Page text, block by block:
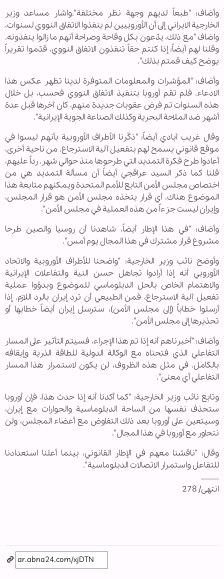
وأضاف: "طبعاً لديهم وجهة نظر مختلفة".واشار مساعد وزير
الخارجية الايراني إلى أن الأوروبيين لم ينفذوا الاتفاق النووي لسنوات،
واضاف "مع ذلك، يدّعون بكل وقاحة وصراحة أنهم ما زالوا ينفذونه.
وقلنا لهم أيضاً: إذا كنتم حقاً تنفذون الاتفاق النووي، قدّموا تقريراً
يوضح كيف قمتم بذلك".
وأضاف: "المؤشرات والمعلومات المتوفرة لدينا تظهر عكس هذا
الادعاء. فلم تقم أوروبا بتنفيذ الاتفاق النووي فحسب، بل خلال
هذه السنوات تم فرض عقوبات جديدة منهم، كان آخرها قبل عدة
أشهر ضد الملاحة البحرية وكذلك الصناعة الجوية الإيرانية".
وقال غريب آبادي أيضاً: "ذكّرنا الأطراف الأوروبية بأنهم ليسوا في
موقع قانوني يسمح لهم بتفعيل آلية الاسترجاع. من ناحية أخرى،
أعادوا طرح فكرة التمديد التي طرحوها منذ حوالي شهر. رداً عليهم،
قلنا كما ذكر السيد عراقجي أيضاً أن مسألة التمديد هي من
اختصاص مجلس الأمن التابع للأمم المتحدة ويمكنهم متابعة هذا
الموضوع هناك. أي قرار يتخذه مجلس الأمن هو قرار المجلس،
وإيران ليست جزءاً من هذه العملية في مجلس الأمن".
وأضاف: "في هذا الإطار أيضاً، شاهدنا أن روسيا والصين طرحا
مشروع قرار مشترك في هذا المجال يوم أمس".
وأوضح نائب وزير الخارجية: "واضحنا للأطراف الأوروبية والاتحاد
الأوروبي أنه إذا أرادوا تجاهل حسن النية والتفاعلات الإيرانية
والاهتمام الخاص بالحل الدبلوماسي للموضوع وبدؤوا عملية
تفعيل آلية الاسترجاع، فمن الطبيعي أن ترد إيران بالرد اللازم. إذا
أرسلوا خطاباً (إلى مجلس الأمن)، سترسل إيران أيضاً خطابها أو
تحذيرها إلى مجلس الأمن".
وأضاف: "أخبرناهم أنه إذا تم هذا الإجراء، فسيتم التأثير على المسار
التفاعلي الذي فتحناه مع الوكالة الدولية للطاقة الذرية وإيقافه
بالكامل. في مثل هذه الظروف، لن يكون لاستمرار هذا المسار
التفاعلي أي معنى".
وتابع نائب وزير الخارجية: "كما أكدنا أنه إذا حدث هذا، فإن أوروبا
ستحذف نفسها من الساحة الدبلوماسية والحوارات مع إيران،
وسيتعين على أوروبا بعد ذلك التفاوض مع أعضاء المجلس، ولن
نتحاور مع أوروبا في هذا المجال".
وقال: "ناقشنا معهم في الإطار القانوني، بينما أعلنا استعدادنا
للتفاعل واستمرار الاتصالات الدبلوماسية".
.........
انتهى/ 278